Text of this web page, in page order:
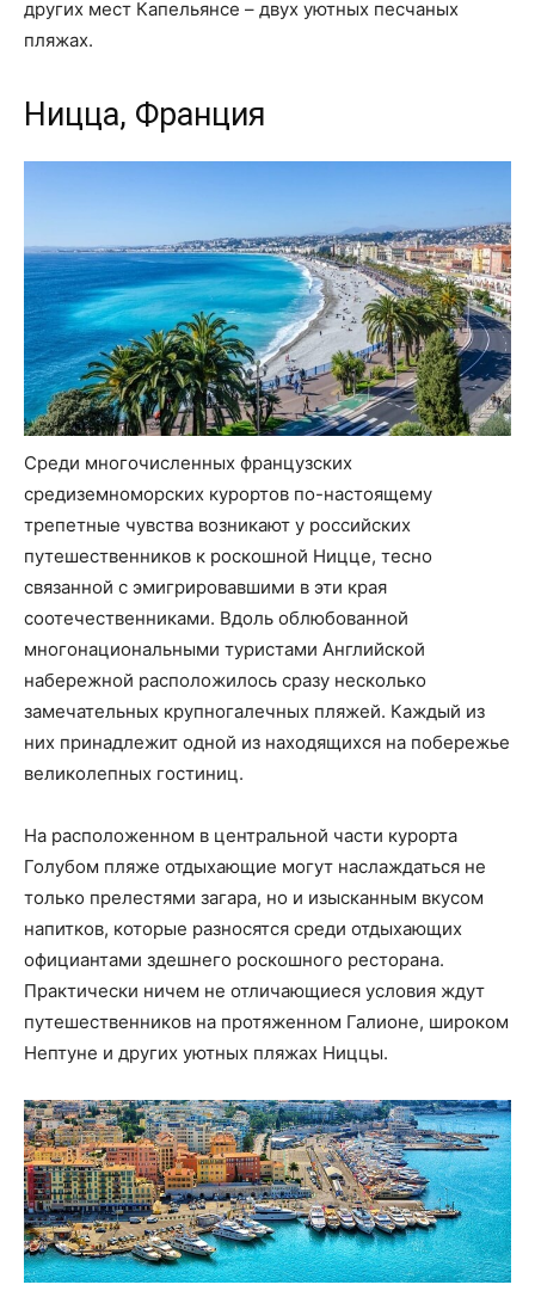
других мест Капельянсе – двух уютных песчаных
пляжах.
Ницца, Франция
Среди многочисленных французских
средиземноморских курортов по-настоящему
трепетные чувства возникают у российских
путешественников к роскошной Ницце, тесно
связанной с эмигрировавшими в эти края
соотечественниками. Вдоль облюбованной
многонациональными туристами Английской
набережной расположилось сразу несколько
замечательных крупногалечных пляжей. Каждый из
них принадлежит одной из находящихся на побережье
великолепных гостиниц.
На расположенном в центральной части курорта
Голубом пляже отдыхающие могут наслаждаться не
только прелестями загара, но и изысканным вкусом
напитков, которые разносятся среди отдыхающих
официантами здешнего роскошного ресторана.
Практически ничем не отличающиеся условия ждут
путешественников на протяженном Галионе, широком
Нептуне и других уютных пляжах Ниццы.